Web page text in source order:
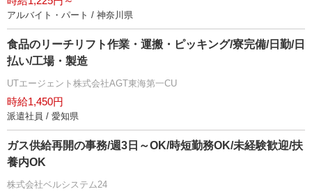
アルバイト・パート / 神奈川県
食品のリーチリフト作業・運搬・ピッキング/寮完備/日勤/日
払い/工場・製造
UTエージェント株式会社AGT東海第一CU
時給1,450円
派遣社員 / 愛知県
ガス供給再開の事務/週3日～OK/時短勤務OK/未経験歓迎/扶
養内OK
株式会社ベルシステム24